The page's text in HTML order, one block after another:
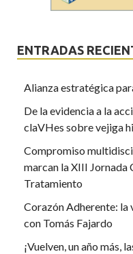
ENTRADAS
Alianza estratégica
De la evidencia a la
claVHes sobre vejiga
Compromiso
marcan la XIII Jornada
Tratamiento
Corazón Adherente: la
con Tomás Fajardo
¡Vuelven, un año más,